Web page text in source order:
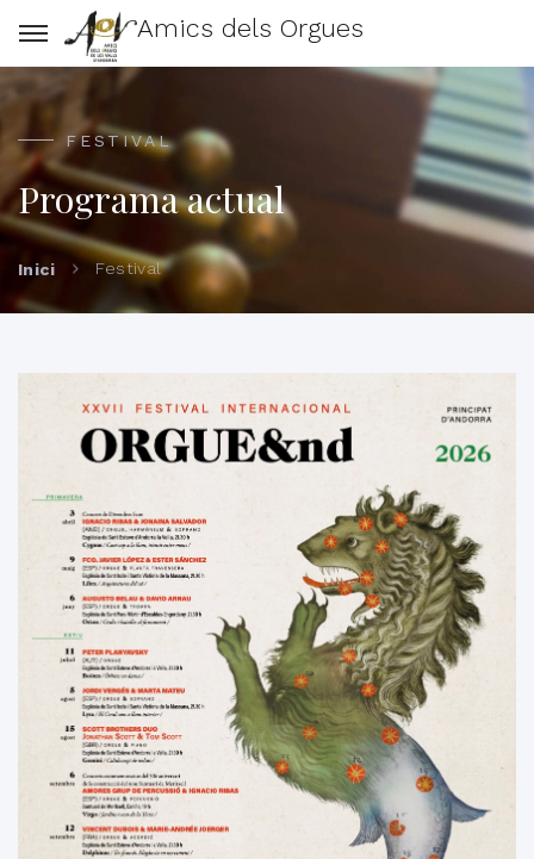
Amics dels Orgues
FESTIVAL
Programa actual
Inici Festival